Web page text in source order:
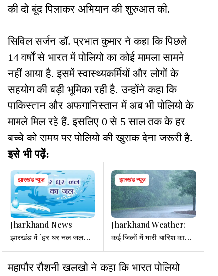
की दो बूंद पिलाकर अभियान की शुरुआत की.
सिविल सर्जन डॉ. प्रभात कुमार ने कहा कि पिछले
14 वर्षों से भारत में पोलियो का कोई मामला सामने
नहीं आया है. इसमें स्वास्थ्यकर्मियों और लोगों के
सहयोग की बड़ी भूमिका रही है. उन्होंने कहा कि
पाकिस्तान और अफगानिस्तान में अब भी पोलियो के
मामले मिल रहे हैं. इसलिए 0 से 5 साल तक के हर
बच्चे को समय पर पोलियो की खुराक देना जरूरी है.
इसे भी पढ़ें:
झारखंड न्यूज़
Jharkhand News:
झारखंड में `हर घर नल जल
योजना` में सुस्ती, पिछड़े
प्रखंडों के 8.65% घरों तक
झारखंड न्यूज़
Jharkhand Weather:
कई जिलों में भारी बारिश का
अलर्ट, 5 दिनों में 3 - 5°C
गिरेगा तापमान
महापौर रौशनी खलखो ने कहा कि भारत पोलियो